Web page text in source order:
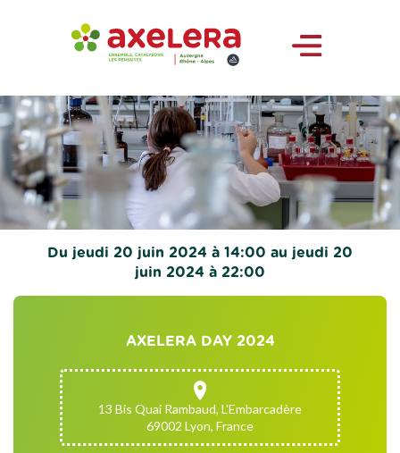
Du jeudi 20 juin 2024 à 14:00 au jeudi 20
juin 2024 à 22:00
AXELERA DAY 2024
13 Bis Quai Rambaud, L'Embarcadère
69002 Lyon, France